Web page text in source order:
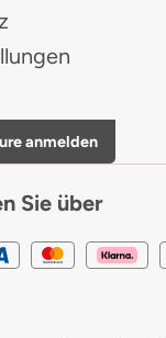
anmelden
Sie über